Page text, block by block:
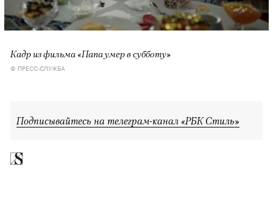
Кадр из фильма «Папа умер в субботу»
© ПРЕСС-СЛУЖБА
Подписывайтесь на телеграм-канал «РБК Стиль»